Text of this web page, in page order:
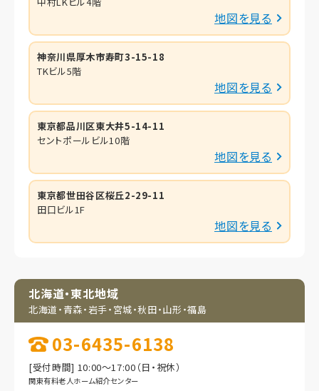
地図を見る
神奈川県厚木市寿町3-15-18
TKビル5階
地図を見る
東京都品川区東大井5-14-11
セントポールビル10階
地図を見る
東京都世田谷区桜丘2-29-11
田口ビル1F
地図を見る
北海道・東北地域
北海道・青森・岩手・ 宮城・秋田・山形・福島
03-6435-6138
[受付時間] 10:00～17:00（日・祝休）
関東有料老人ホーム紹介センター